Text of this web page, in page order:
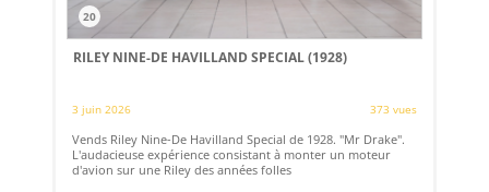
20
RILEY NINE-DE HAVILLAND SPECIAL (1928)
3 juin 2026 373 vues
Vends Riley Nine-De Havilland Special de 1928. "Mr Drake".
L'audacieuse expérience consistant à monter un moteur
d'avion sur une Riley des années folles